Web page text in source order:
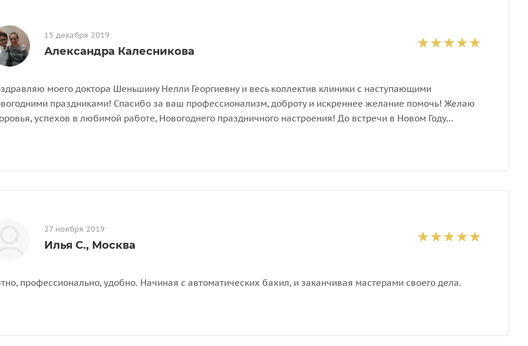
15 декабря 2019
Александра Калесникова
моего доктора Шеньшину Нелли Георгиевну и весь коллектив клиники с наступающими
праздниками! Спасибо за ваш профессионализм, доброту и искреннее желание помочь! Желаю
успехов в любимой работе, Новогоднего праздничного настроения! До встречи в Новом Году…
27 ноября 2019
Илья С., Москва
профессионально, удобно. Начиная с автоматических бахил, и заканчивая мастерами своего дела.